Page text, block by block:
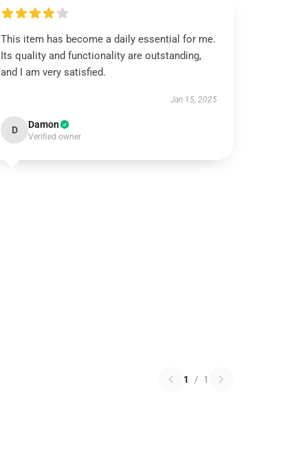
This item has become a daily essential for me.
Its quality and functionality are outstanding,
and I am very satisfied.
Jan 15, 2025
D Damon
Verified owner
1 / 1